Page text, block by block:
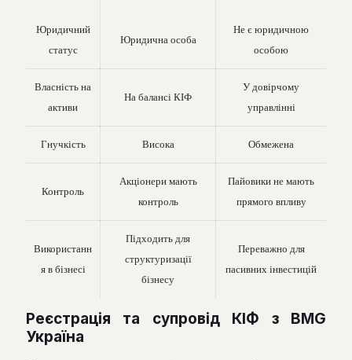
Юридичний
статус
Юридична особа
Не є юридичною
особою
Власність на
активи
На балансі КІФ
У довірчому
управлінні
Гнучкість Висока Обмежена
Контроль
Акціонери мають
контроль
Пайовики не мають
прямого впливу
Використанн
я в бізнесі
Підходить для
структуризації
бізнесу
Переважно для
пасивних інвестицій
Реєстрація та супровід КІФ з BMG
Україна